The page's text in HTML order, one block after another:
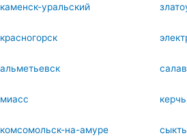
каменск-уральский
красногорск
альметьевск
миасс керчь
комсомольск-на-амуре